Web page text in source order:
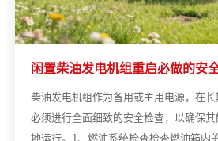
闲置柴油发电机组重启必做的安
柴油发电机组作为备用或主用电源，在长
必须进行全面细致的安全检查，以确保
地运行。1、燃油系统检查检查燃油箱内